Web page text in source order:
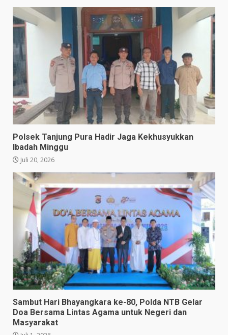
Polsek Tanjung Pura Hadir Jaga Kekhusyukkan
Ibadah Minggu
Juli 20, 2026
Sambut Hari Bhayangkara ke-80, Polda NTB Gelar
Doa Bersama Lintas Agama untuk Negeri dan
Masyarakat